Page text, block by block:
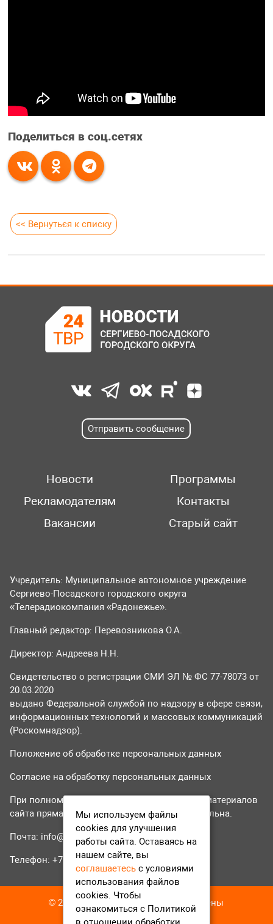
Поделиться в соц.сетях
<< Вернуться к списку
Отправить сообщение
Новости
Программы
Рекламодателям
Контакты
Вакансии
Старый сайт
Учредитель: Муниципальное автономное учреждение
Сергиево-Посадского городского округа
«Телерадиокомпания «Радонежье».
Главный редактор: Перевозникова О.А.
Директор: Андреева Н.Н.
Свидетельство о регистрации СМИ ЭЛ № ФС 77-78073 от
20.03.2020
выдано Федеральной службой по надзору в сфере связи,
информационных технологий и массовых коммуникаций
(Роскомнадзор).
Положение об обработке персональных данных
Согласие на обработку персональных данных
При полном или частичном использовании материалов
сайта прямая гиперссылка на tvr24.tv обязательна.
Почта: info@tvr24.tv
Телефон: +7 (496) 551-04-95
© 2016-2023 ТВР24 Все права защищены
Мы используем файлы
cookies для улучшения
работы сайта. Оставаясь на
нашем сайте, вы
соглашаетесь с условиями
использования файлов
cookies. Чтобы
ознакомиться с Политикой